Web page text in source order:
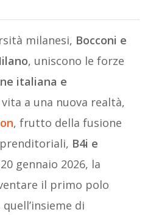
milanesi, Bocconi e
, uniscono le forze
italiana e
a una nuova realtà,
, frutto della fusione
B4i e
gennaio 2026, la
il primo polo
quell’insieme di